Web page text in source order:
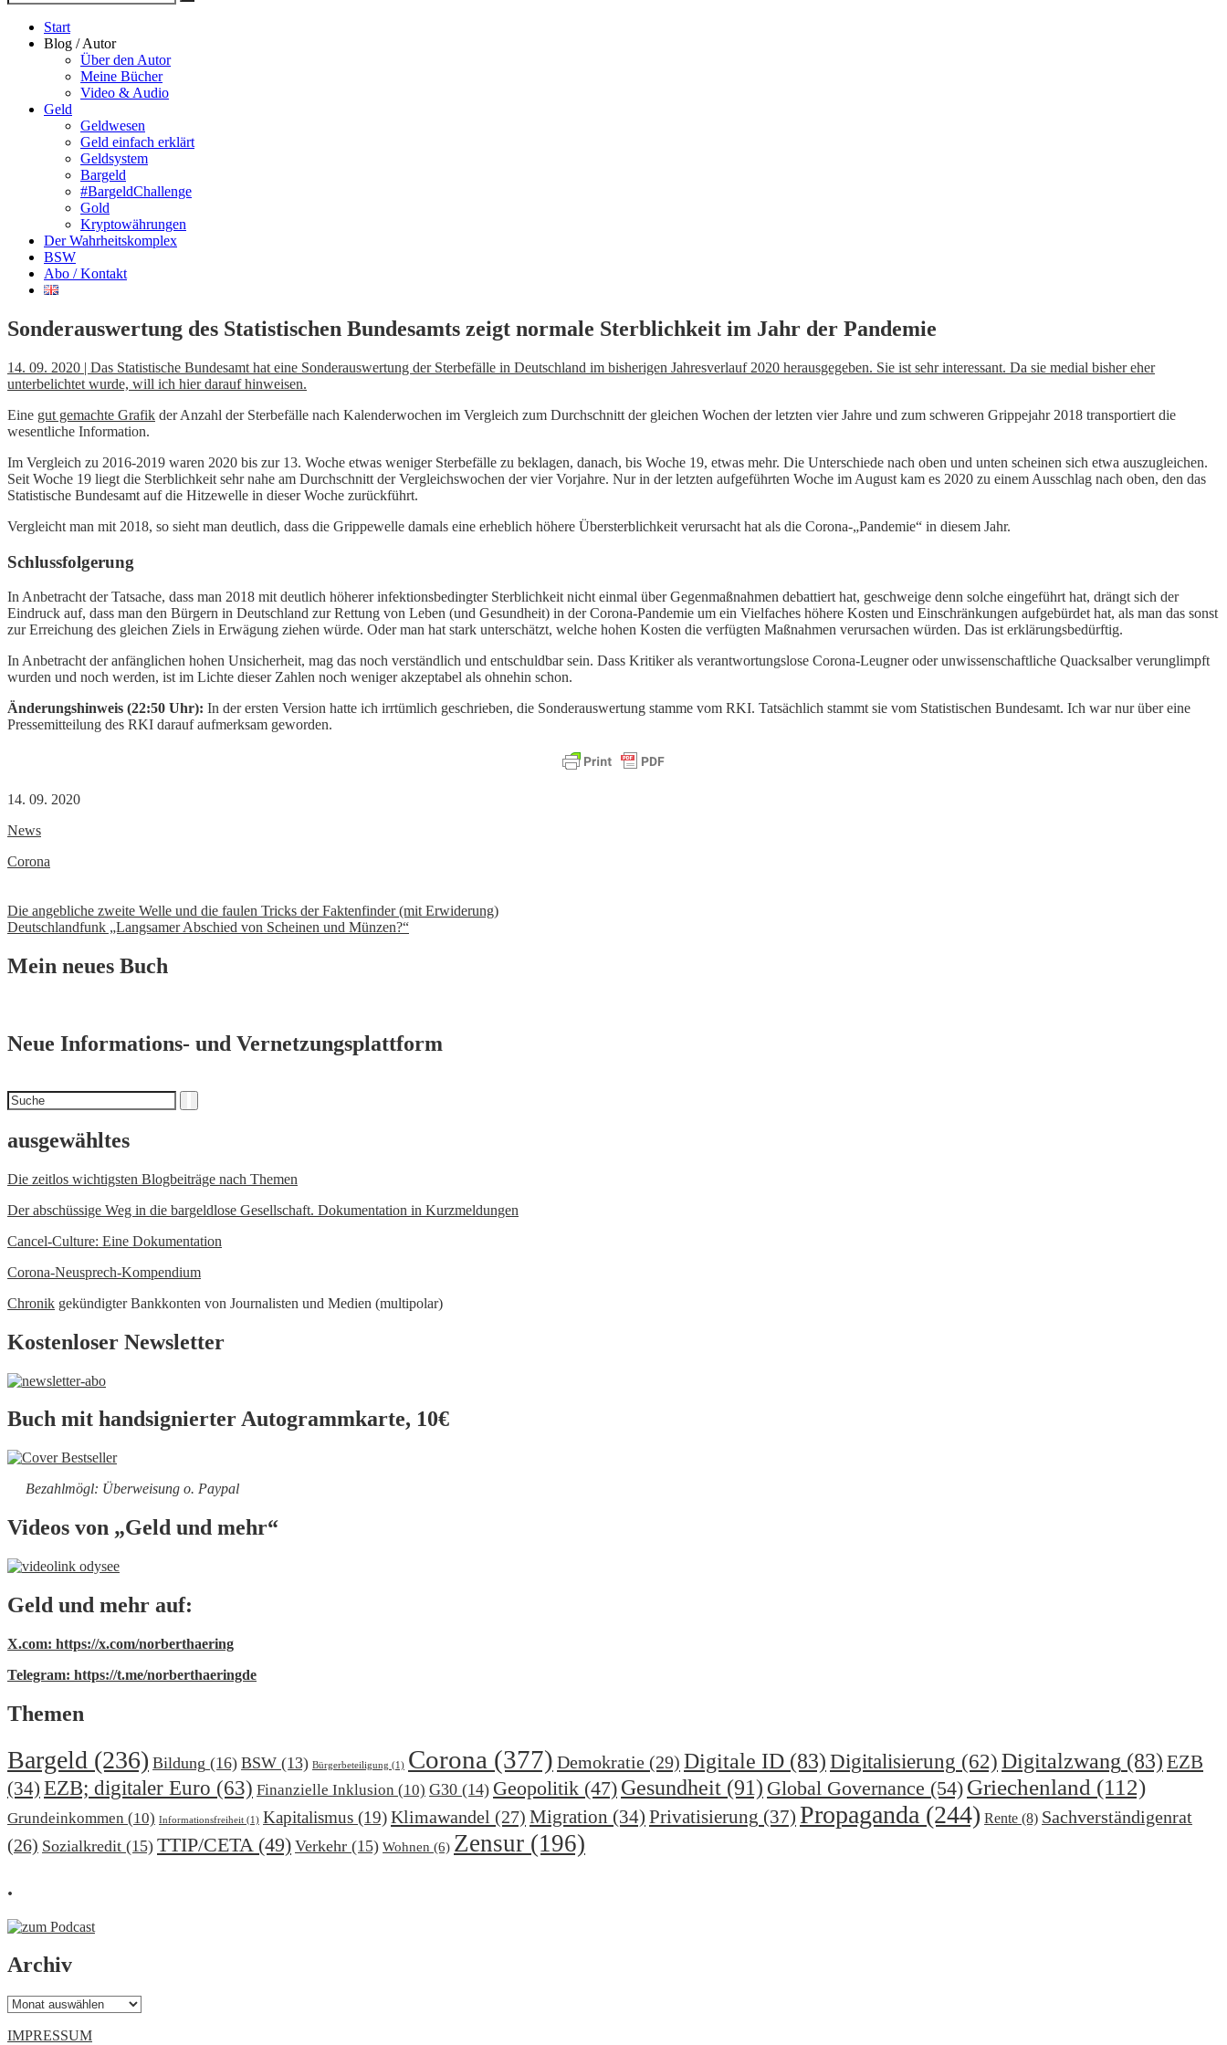
nach
Suche
Start
Blog / Autor
Über den Autor
Meine Bücher
Video & Audio
Geld
Geldwesen
Geld einfach erklärt
Geldsystem
Bargeld
#BargeldChallenge
Gold
Kryptowährungen
Der Wahrheitskomplex
BSW
Abo / Kontakt
Sonderauswertung des Statistischen Bundesamts zeigt normale Sterblichkeit im Jahr der Pandemie
14. 09. 2020 | Das Statistische Bundesamt hat eine Sonderauswertung der Sterbefälle in Deutschland im bisherigen Jahresverlauf 2020 herausgegeben. Sie ist sehr interessant. Da sie medial bisher eher
unterbelichtet wurde, will ich hier darauf hinweisen.
Eine gut gemachte Grafik der Anzahl der Sterbefälle nach Kalenderwochen im Vergleich zum Durchschnitt der gleichen Wochen der letzten vier Jahre und zum schweren Grippejahr 2018 transportiert die
wesentliche Information.
Im Vergleich zu 2016-2019 waren 2020 bis zur 13. Woche etwas weniger Sterbefälle zu beklagen, danach, bis Woche 19, etwas mehr. Die Unterschiede nach oben und unten scheinen sich etwa auszugleichen.
Seit Woche 19 liegt die Sterblichkeit sehr nahe am Durchschnitt der Vergleichswochen der vier Vorjahre. Nur in der letzten aufgeführten Woche im August kam es 2020 zu einem Ausschlag nach oben, den das
Statistische Bundesamt auf die Hitzewelle in dieser Woche zurückführt.
Vergleicht man mit 2018, so sieht man deutlich, dass die Grippewelle damals eine erheblich höhere Übersterblichkeit verursacht hat als die Corona-„Pandemie“ in diesem Jahr.
Schlussfolgerung
In Anbetracht der Tatsache, dass man 2018 mit deutlich höherer infektionsbedingter Sterblichkeit nicht einmal über Gegenmaßnahmen debattiert hat, geschweige denn solche eingeführt hat, drängt sich der
Eindruck auf, dass man den Bürgern in Deutschland zur Rettung von Leben (und Gesundheit) in der Corona-Pandemie um ein Vielfaches höhere Kosten und Einschränkungen aufgebürdet hat, als man das sonst
zur Erreichung des gleichen Ziels in Erwägung ziehen würde. Oder man hat stark unterschätzt, welche hohen Kosten die verfügten Maßnahmen verursachen würden. Das ist erklärungsbedürftig.
In Anbetracht der anfänglichen hohen Unsicherheit, mag das noch verständlich und entschuldbar sein. Dass Kritiker als verantwortungslose Corona-Leugner oder unwissenschaftliche Quacksalber verunglimpft
wurden und noch werden, ist im Lichte dieser Zahlen noch weniger akzeptabel als ohnehin schon.
Änderungshinweis (22:50 Uhr): In der ersten Version hatte ich irrtümlich geschrieben, die Sonderauswertung stamme vom RKI. Tatsächlich stammt sie vom Statistischen Bundesamt. Ich war nur über eine
Pressemitteilung des RKI darauf aufmerksam geworden.
14. 09. 2020
News
Corona
Beitrags-
Navigation
Die angebliche zweite Welle und die faulen Tricks der Faktenfinder (mit Erwiderung)
Deutschlandfunk „Langsamer Abschied von Scheinen und Münzen?“
Mein neues Buch
Neue Informations- und Vernetzungsplattform
Suchen
nach
ausgewähltes
Die zeitlos wichtigsten Blogbeiträge nach Themen
Der abschüssige Weg in die bargeldlose Gesellschaft. Dokumentation in Kurzmeldungen
Cancel-Culture: Eine Dokumentation
Corona-Neusprech-Kompendium
Chronik gekündigter Bankkonten von Journalisten und Medien (multipolar)
Kostenloser Newsletter
Buch mit handsignierter Autogrammkarte, 10€
Bezahlmögl: Überweisung o. Paypal
Videos von „Geld und mehr“
Geld und mehr auf:
X.com: https://x.com/norberthaering
Telegram: https://t.me/norberthaeringde
Themen
Bargeld (236) Bildung (16) BSW (13) Bürgerbeteiligung (1) Corona (377) Demokratie (29) Digitale ID (83) Digitalisierung (62) Digitalzwang (83) EZB
(34) EZB; digitaler Euro (63) Finanzielle Inklusion (10) G30 (14) Geopolitik (47) Gesundheit (91) Global Governance (54) Griechenland (112)
Grundeinkommen (10) Informationsfreiheit (1) Kapitalismus (19)Klimawandel (27) Migration (34) Privatisierung (37) Propaganda (244) Rente (8) Sachverständigenrat
(26) Sozialkredit (15) TTIP/CETA (49) Verkehr (15) Wohnen (6) Zensur (196)
.
Archiv
Archiv
IMPRESSUM